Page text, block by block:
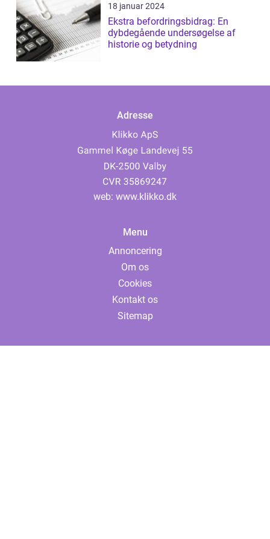
18 januar 2024
Ekstra befordringsbidrag: En
dybdegående undersøgelse af
historie og betydning
Adresse
web: www.klikko.dk
Menu
Annoncering
Om os
Cookies
Kontakt os
Sitemap